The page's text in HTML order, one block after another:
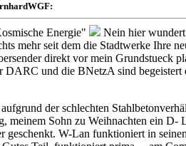
Energie"
Nein hier
mehr seit dem die Stadtwerke Ihre
direkt vor mein Grundstueck
DARC und die BNetzA sind begeistert
der schlechten
meinem Sohn zu Weihnachten ein D-
geschenkt. W-Lan funktioniert in